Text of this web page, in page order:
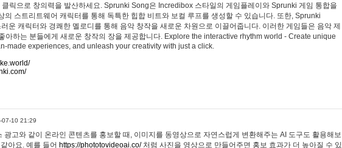
클릭으로 창의력을 발산하세요. Sprunki Song은 Incredibox 스타일의 게임플레이와 Sprunki 게임 통합을
의 스트리트웨어 캐릭터를 통해 독특한 힙합 비트와 보컬 루프를 생성할 수 있습니다. 또한, Sprunki
운 캐릭터와 경쾌한 멜로디를 통해 음악 창작을 새로운 차원으로 이끌어줍니다. 이러한 게임들은 음악 제
아하는 분들에게 새로운 창작의 장을 제공합니다. Explore the interactive rhythm world - Create unique
made experiences, and unleash your creativity with just a click.
07-10 21:29
광고와 같이 온라인 콘텐츠를 홍보할 때, 이미지를 동영상으로 자연스럽게 변환해주는 AI 도구도 활용해보
아요. 예를 들어 https://phototovideoai.co/처럼 사진을 영상으로 만들어주면 홍보 효과가 더 높아질 수 있